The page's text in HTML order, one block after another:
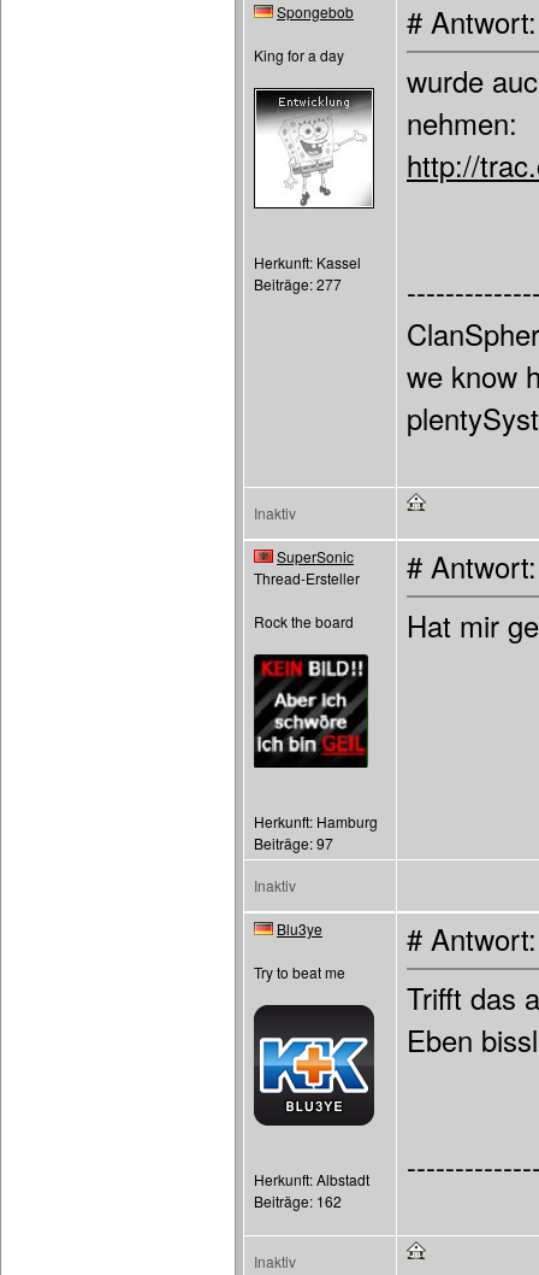
Spongebob
King for a day
Herkunft: Kassel
Beiträge: 277
#
wurde
nehmen:
http://
we know
Inaktiv
SuperSonic
Thread-Ersteller
Rock the board
Herkunft: Hamburg
Beiträge: 97
#
Hat mir
Inaktiv
Blu3ye
Try to beat me
Herkunft: Albstadt
Beiträge: 162
#
Trifft das
Eben
Inaktiv